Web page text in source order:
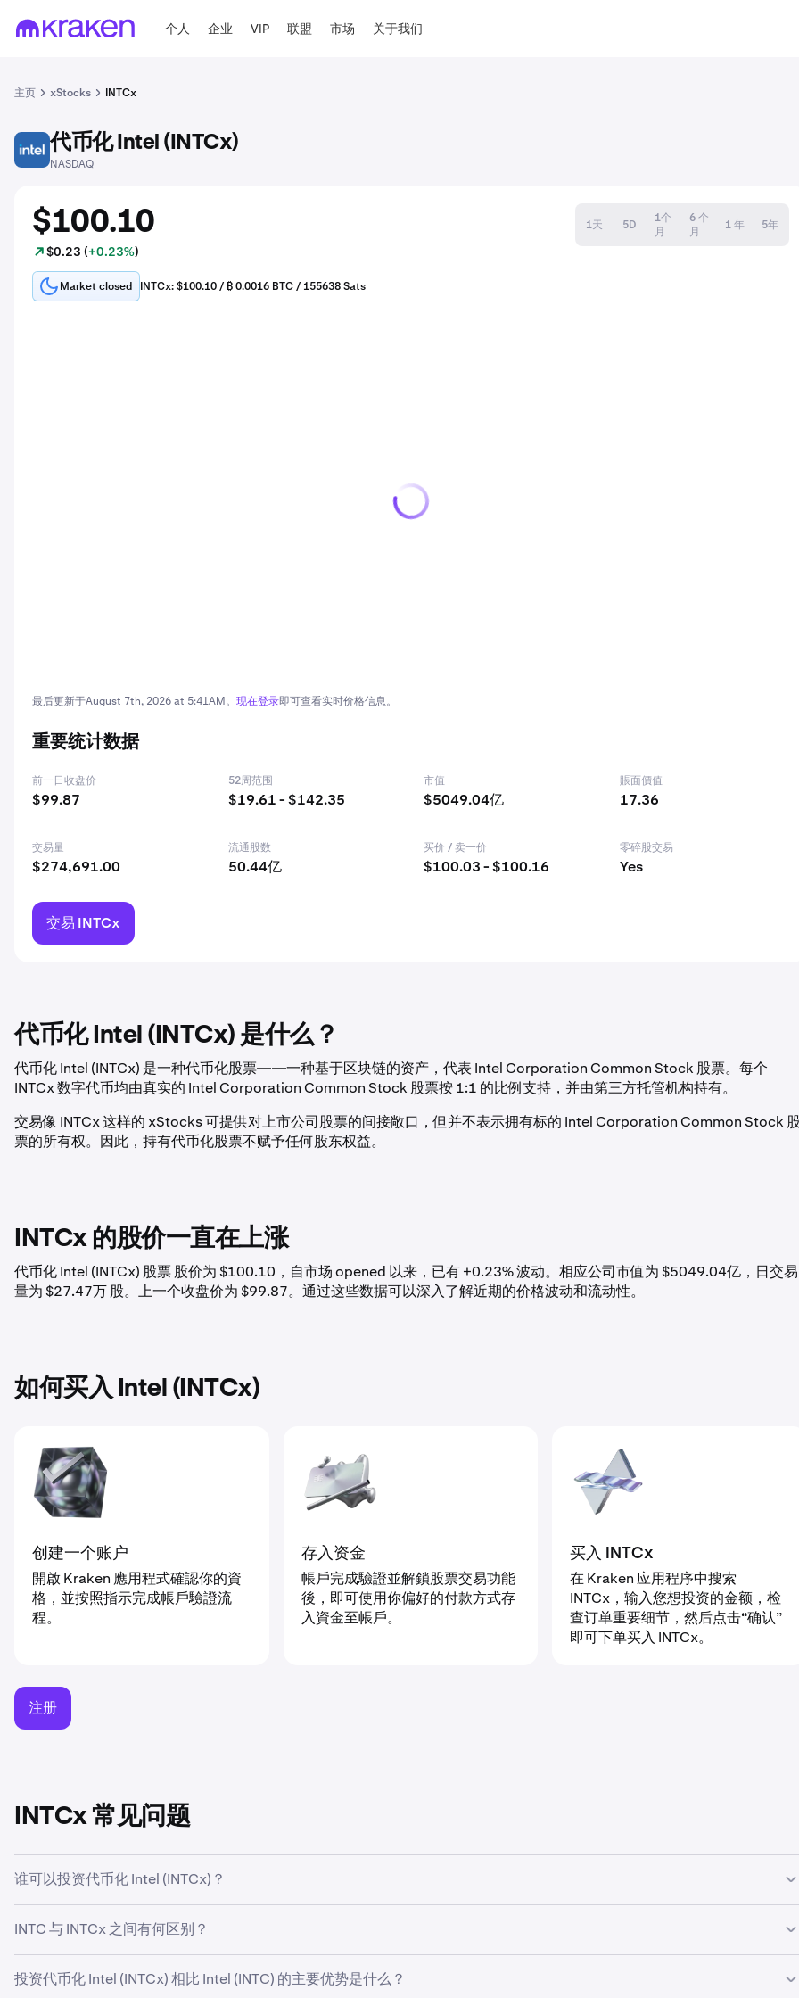
个人 企业 VIP 联盟 市场 关于我们
主页 xStocks INTCx
INTC 代币化 Intel (INTCx)
NASDAQ
$100.10
$0.23 (+0.23%)
1天 5D
1个
月
6 个
月
1 年 5年
Market closed INTCx: $100.10 / ₿ 0.0016 BTC / 155638 Sats
最后更新于August 7th, 2026 at 5:41AM。 现在登录即可查看实时价格信息。
重要统计数据
前一日收盘价
$99.87
52周范围
$19.61 - $142.35
市值
$5049.04亿
賬面價值
17.36
交易量
$274,691.00
流通股数
50.44亿
买价 / 卖一价
$100.03 - $100.16
零碎股交易
Yes
交易 INTCx
代币化 Intel (INTCx) 是什么？
代币化 Intel (INTCx) 是一种代币化股票——一种基于区块链的资产，代表 Intel Corporation Common Stock 股票。每个
INTCx 数字代币均由真实的 Intel Corporation Common Stock 股票按 1:1 的比例支持，并由第三方托管机构持有。
交易像 INTCx 这样的 xStocks 可提供对上市公司股票的间接敞口，但并不表示拥有标的 Intel Corporation Common Stock
票的所有权。因此，持有代币化股票不赋予任何股东权益。
INTCx 的股价一直在上涨
代币化 Intel (INTCx) 股票 股价为 $100.10，自市场 opened 以来，已有 +0.23% 波动。相应公司市值为 $5049.04亿，日交易
量为 $27.47万 股。上一个收盘价为 $99.87。通过这些数据可以深入了解近期的价格波动和流动性。
如何买入 Intel (INTCx)
创建一个账户
開啟 Kraken 應用程式確認你的資
格，並按照指示完成帳戶驗證流
程。
存入资金
帳戶完成驗證並解鎖股票交易功能
後，即可使用你偏好的付款方式存
入資金至帳戶。
买入 INTCx
在 Kraken 应用程序中搜索
INTCx，输入您想投资的金额，检
查订单重要细节，然后点击“确认”
即可下单买入 INTCx。
注册
INTCx 常见问题
谁可以投资代币化 Intel (INTCx)？
INTC 与 INTCx 之间有何区别？
币化股票，或 xStocks 通常更具灵活性、透明度和可及性——在全球范围内符合条件的地区，可每周 5 天、每天 24 小时进行
投资代币化 Intel (INTCx) 相比 Intel (INTC) 的主要优势是什么？